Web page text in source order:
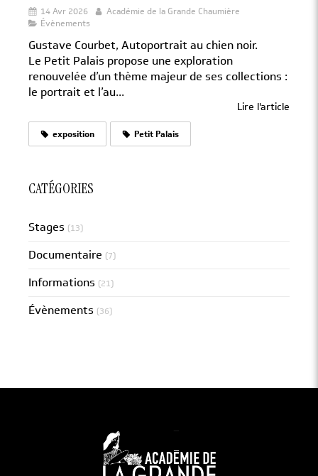
14 Avr 2026
Académie de la Grande Chaumière
Évènements
Gustave Courbet, Autoportrait au chien noir.
Le Petit Palais propose une exploration
renouvelée d’un thème majeur de ses collections :
le portrait et l’au...
Lire l'article
exposition Petit Palais
CATÉGORIES
Stages (13)
Documentaire (7)
Informations (21)
Évènements (36)